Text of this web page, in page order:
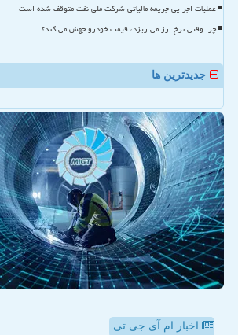
عملیات اجرایی جریمه مالیاتی شرکت ملی نفت متوقف شده است
چرا وقتی نرخ ارز می ریزد، قیمت خودرو جهش می کند؟
جدیدترین ها
اخبار ام آی جی تی